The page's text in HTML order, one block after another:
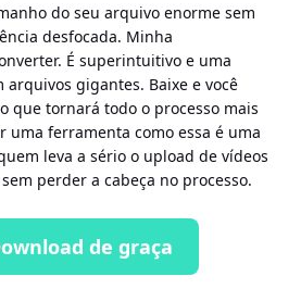
do seu arquivo enorme sem
desfocada. Minha
É superintuitivo e uma
arquivos gigantes. Baixe e você
que tornará todo o processo mais
uma ferramenta como essa é uma
leva a sério o upload de vídeos
perder a cabeça no processo.
de graça